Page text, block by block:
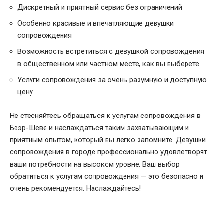
Дискретный и приятный сервис без ограничений
Особенно красивые и впечатляющие девушки
сопровождения
Возможность встретиться с девушкой сопровождения
в общественном или частном месте, как вы выберете
Услуги сопровождения за очень разумную и доступную
цену
Не стесняйтесь обращаться к услугам сопровождения в
Беэр-Шеве и наслаждаться таким захватывающим и
приятным опытом, который вы легко запомните. Девушки
сопровождения в городе профессионально удовлетворят
ваши потребности на высоком уровне. Ваш выбор
обратиться к услугам сопровождения — это безопасно и
очень рекомендуется. Наслаждайтесь!